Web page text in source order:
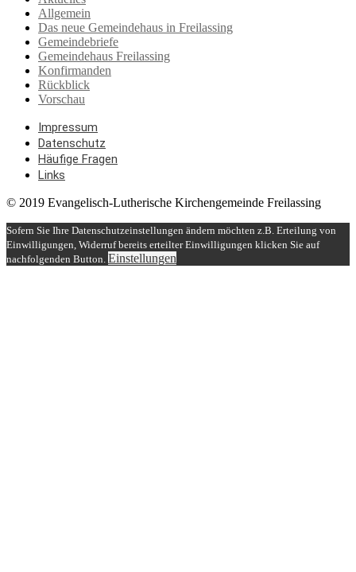
Allgemein
Das neue Gemeindehaus in Freilassing
Gemeindebriefe
Gemeindehaus Freilassing
Konfirmanden
Rückblick
Vorschau
Impressum
Datenschutz
Häufige Fragen
Links
© 2019 Evangelisch-Lutherische Kirchengemeinde Freilassing
Sofern Sie Ihre Datenschutzeinstellungen ändern möchten z.B. Erteilung von
Einwilligungen, Widerruf bereits erteilter Einwilligungen klicken Sie auf
nachfolgenden Button. Einstellungen